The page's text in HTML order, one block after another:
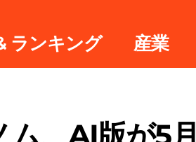
ランキング 産業